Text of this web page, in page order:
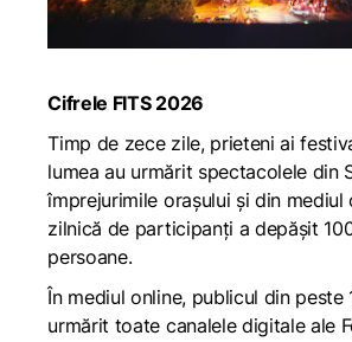
Cifrele FITS 2026
Timp de zece zile, prieteni ai
lumea au urmărit spectacolele din
împrejurimile oraşului şi din mediul
zilnică de participanţi a depăşit
persoane.
În mediul online, publicul din peste
urmărit toate canalele digitale ale